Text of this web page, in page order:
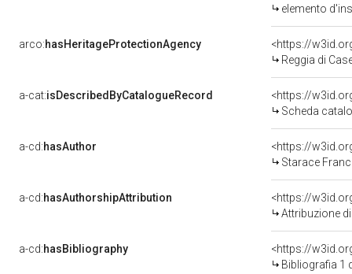
elemento
arco:hasHeritageProtectionAgency
<https://
Reggia di
a-cat:isDescribedByCatalogueRecord
<https://
Scheda
a-cd:hasAuthor
<https://
Starace
a-cd:hasAuthorshipAttribution
<https://
Attribuzione
a-cd:hasBibliography
<https://
Bibliografia 1